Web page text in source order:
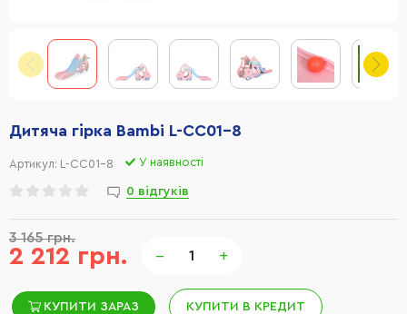
3 165 грн.
2 212 грн. − +
КУПИТИ ЗАРАЗ КУПИТИ В КРЕДИТ
Дитяча гірка Bambi L-CC01-8
Артикул: L-CC01-8 У наявності
0 відгуків